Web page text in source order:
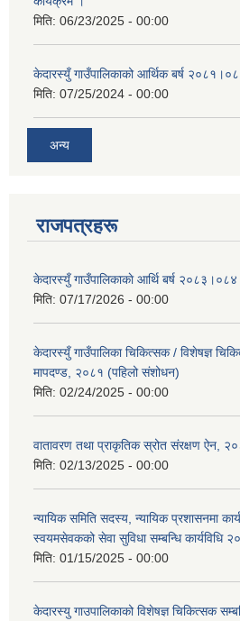
मिति: 06/23/2025 - 00:00
केदारस्युँ गाउँपालिकाको आर्थिक बर्ष
मिति: 07/25/2024 - 00:00
अन्य
राजपत्रहरू
केदारस्युँ गाउँपालिकाकाे आर्थि बर्ष
मिति: 07/17/2026 - 00:00
केदारस्युँ गाउँपालिका चिकित्सक / विशेषज्ञ
मापदण्ड, २०८१ (पहिलो संशोधन)
मिति: 02/24/2025 - 00:00
वातावरण तथा प्राकृतिक स्रोत संरक्षण ऐन,
मिति: 02/13/2025 - 00:00
न्यायिक समिति सदस्य, न्यायिक प्रशासनमा
स्वयमसेवकको सेवा सुविधा सम्बन्धि कार्यविधि
मिति: 01/15/2025 - 00:00
केदारस्यु गाउपालिकाको विशेषज्ञ चिकित्सक